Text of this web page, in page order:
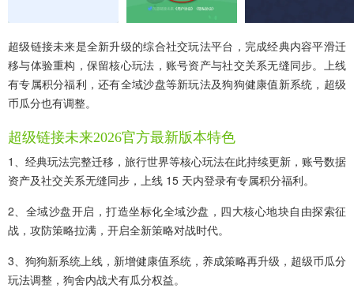
超级链接未来是全新升级的综合社交玩法平台，完成经典内容平滑迁
移与体验重构，保留核心玩法，账号资产与社交关系无缝同步。上线
有专属积分福利，还有全域沙盘等新玩法及狗狗健康值新系统，超级
币瓜分也有调整。
超级链接未来2026官方最新版本特色
1、经典玩法完整迁移，旅行世界等核心玩法在此持续更新，账号数据
资产及社交关系无缝同步，上线 15 天内登录有专属积分福利。
2、全域沙盘开启，打造坐标化全域沙盘，四大核心地块自由探索征
战，攻防策略拉满，开启全新策略对战时代。
3、狗狗新系统上线，新增健康值系统，养成策略再升级，超级币瓜分
玩法调整，狗舍内战犬有瓜分权益。